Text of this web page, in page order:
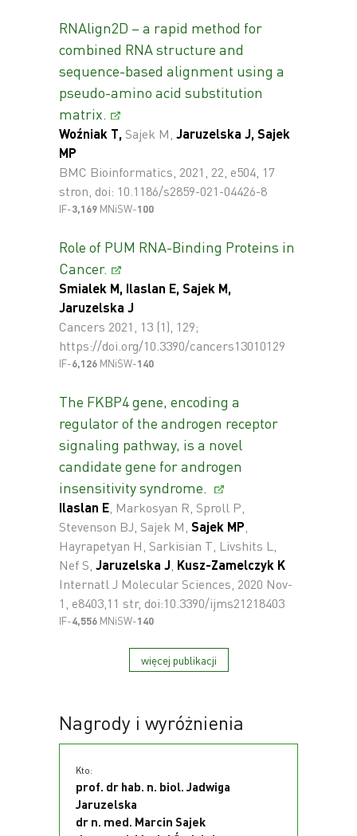
RNAlign2D – a rapid method for
combined RNA structure and
sequence-based alignment using a
pseudo-amino acid substitution
matrix.
Woźniak T, Sajek M, Jaruzelska J, Sajek
MP
BMC Bioinformatics, 2021, 22, e504, 17
stron, doi: 10.1186/s2859-021-04426-8
IF-3,169 MNiSW-100
Role of PUM RNA-Binding Proteins in
Cancer.
Smialek M, Ilaslan E, Sajek M,
Jaruzelska J
Cancers 2021, 13 (1), 129;
https://doi.org/10.3390/cancers13010129
IF-6,126 MNiSW-140
The FKBP4 gene, encoding a
regulator of the androgen receptor
signaling pathway, is a novel
candidate gene for androgen
insensitivity syndrome.
Ilaslan E , Markosyan R, Sproll P,
Stevenson BJ, Sajek M, Sajek MP
Hayrapetyan H, Sarkisian T, Livshits L,
Nef S, Jaruzelska J Kusz-Zamelczyk K
Internatl J Molecular Sciences, 2020 Nov-
1, e8403,11 str, doi:10.3390/ijms21218403
IF-4,556 MNiSW-140
więcej publikacji
Nagrody i wyróżnienia
Kto:
prof. dr hab. n. biol. Jadwiga
Jaruzelska
dr n. med. Marcin Sajek